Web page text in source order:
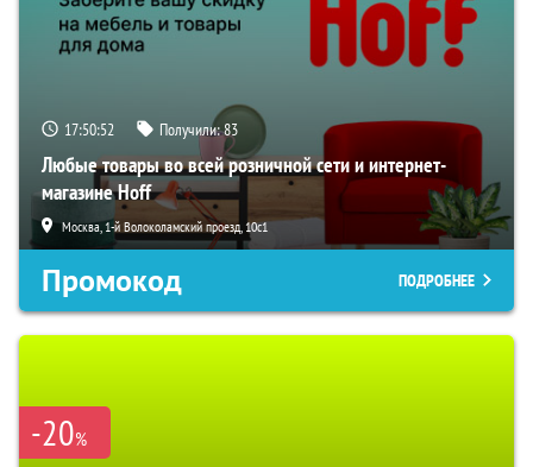
17:50:51 Получили:83
Любые товары во всей розничной сети и интернет-
магазине Hoff
Москва, 1-й Волоколамский проезд, 10с1
Промокод ПОДРОБНЕЕ
-20%